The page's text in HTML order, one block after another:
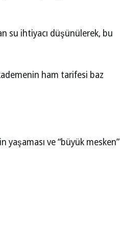
su ihtiyacı düşünülerek, bu
ham tarifesi baz
ve “büyük mesken”